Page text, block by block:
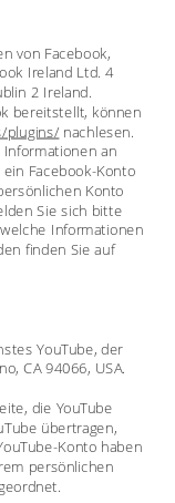
von Facebook,
Ireland Ltd. 4
2 Ireland.
bereitstellt, können
plugins/ nachlesen.
an
Facebook-Konto
Konto
Sie sich bitte
Informationen
finden Sie auf
YouTube, der
CA 94066, USA.
die YouTube
übertragen,
Konto haben
persönlichen